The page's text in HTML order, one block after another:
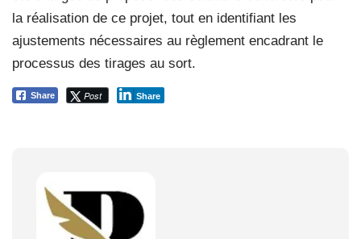
la réalisation de ce projet, tout en identifiant les
ajustements nécessaires au règlement encadrant le
processus des tirages au sort.
Share Post Share